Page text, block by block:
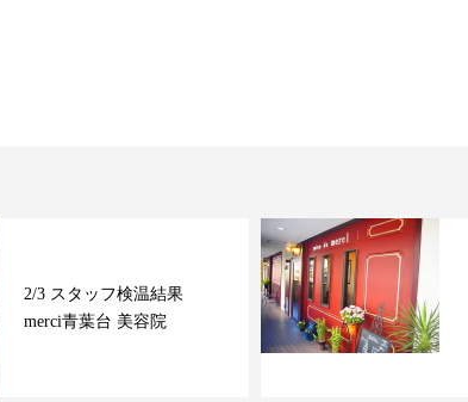
2/3 スタッフ検温結果
merci青葉台 美容院